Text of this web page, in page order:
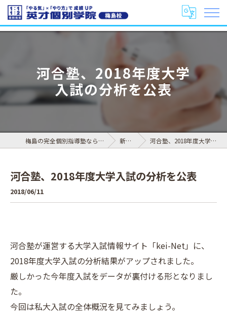
河合塾、2018年度大学
入試の分析を公表
梅島の完全個別指導塾なら英才個別学院 梅島校 新着情報 河合塾、2018年度大学入試の分析を公表
河合塾、2018年度大学入試の分析を公表
2018/06/11
河合塾が運営する大学入試情報サイト「kei-Net」に、
2018年度大学入試の分析結果がアップされました。
厳しかった今年度入試をデータが裏付ける形となりまし
た。
今回は私大入試の全体概況を見てみましょう。